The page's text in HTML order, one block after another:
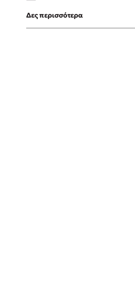
Upmarket
Young Adult
Δες περισσότερα